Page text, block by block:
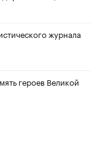
журнала
героев Великой